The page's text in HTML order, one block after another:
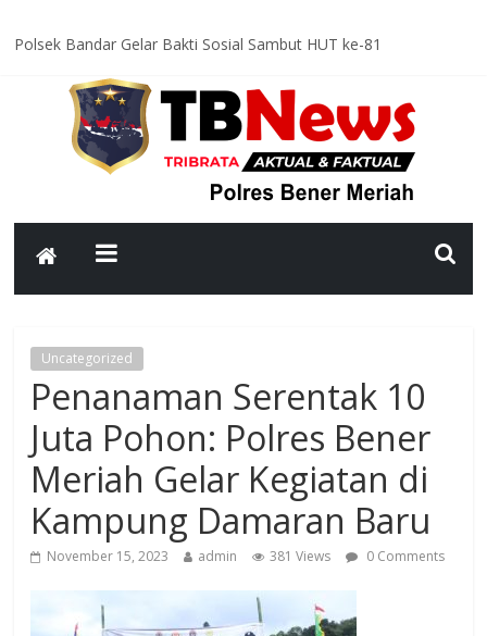
Polsek Bandar Gelar Bakti Sosial Sambut HUT ke-81
Satlantas Polres Bener Meriah Intensifkan Patroli Malam, Cegah
Balap Liar dan Tekan Angka Kecelakaan
Asah Kemampuan Personel, Polres Bener Meriah Gelar Latihan
Dalmas Tingkatkan Kesiapsiagaan Hadapi Gangguan Kamtibmas
Patroli Malam Polsek Wih Pesam Intensifkan Antisipasi
Ajak Warga Tingkatkan Kewaspadaan dan Jaga Kamtibmas
Uncategorized
Penanaman Serentak 10
Juta Pohon: Polres Bener
Meriah Gelar Kegiatan di
Kampung Damaran Baru
November 15, 2023 admin 381 Views 0 Comments